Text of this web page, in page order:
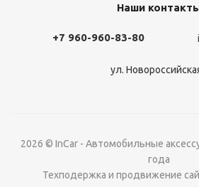
Наши
+7 960-960-83-80
ул.
2026 © InCar - Автомобильные
года
Техподержка и продвижение